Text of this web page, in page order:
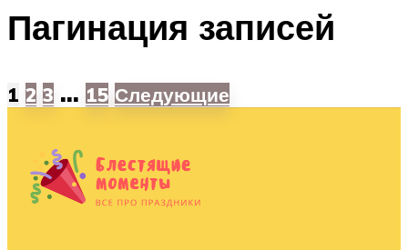
Пагинация записей
1 2 3 … 15 Следующие